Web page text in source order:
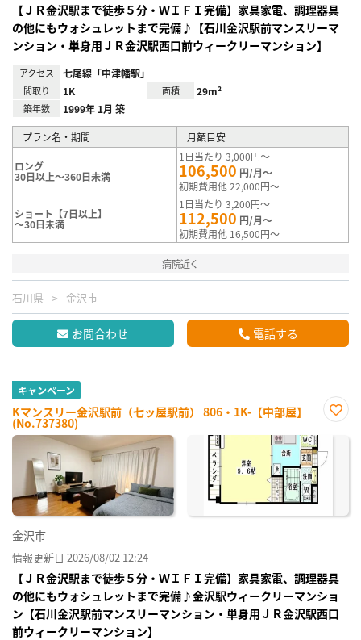
【ＪＲ金沢駅まで徒歩５分・ＷＩＦＩ完備】家具家電、調理器具
の他にもウォシュレットまで完備♪【石川金沢駅前マンスリーマ
ンション・単身用ＪＲ金沢駅西口前ウィークリーマンション】
アクセス 七尾線「中津幡駅」
間取り 1K 面積 29m²
築年数 1999年 1月 築
プラン名・期間 月額目安
ロング
30日以上～360日未満
1日当たり 3,000円～
106,500 円/月～
初期費用他 22,000円～
ショート【7日以上】
～30日未満
1日当たり 3,200円～
112,500 円/月～
初期費用他 16,500円～
病院近く
石川県 金沢市
お問合わせ 電話する
キャンペーン
Kマンスリー金沢駅前（七ッ屋駅前） 806・1K-【中部屋】
(No.737380)
に入
り登
録
金沢市
情報更新日 2026/08/02 12:24
【ＪＲ金沢駅まで徒歩５分・ＷＩＦＩ完備】家具家電、調理器具
の他にもウォシュレットまで完備♪金沢駅ウィークリーマンショ
ン【石川金沢駅前マンスリーマンション・単身用ＪＲ金沢駅西口
前ウィークリーマンション】